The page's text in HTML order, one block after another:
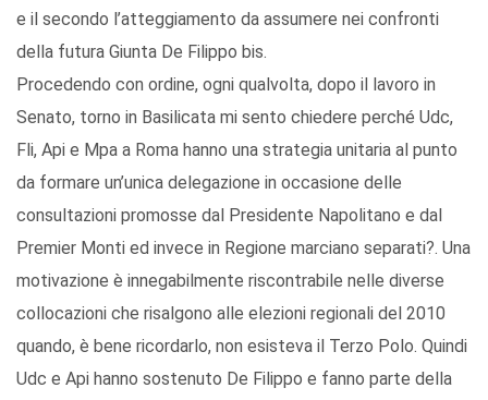
e il secondo l’atteggiamento da assumere nei confronti
della futura Giunta De Filippo bis.
Procedendo con ordine, ogni qualvolta, dopo il lavoro in
Senato, torno in Basilicata mi sento chiedere perché Udc,
Fli, Api e Mpa a Roma hanno una strategia unitaria al punto
da formare un’unica delegazione in occasione delle
consultazioni promosse dal Presidente Napolitano e dal
Premier Monti ed invece in Regione marciano separati?. Una
motivazione è innegabilmente riscontrabile nelle diverse
collocazioni che risalgono alle elezioni regionali del 2010
quando, è bene ricordarlo, non esisteva il Terzo Polo. Quindi
Udc e Api hanno sostenuto De Filippo e fanno parte della